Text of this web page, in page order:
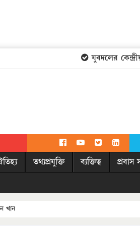
যুবদলের কেন্দ্রীয়
তথ্যপ্রযুক্তি ব্যক্তিত্ব প্রবাস
খান